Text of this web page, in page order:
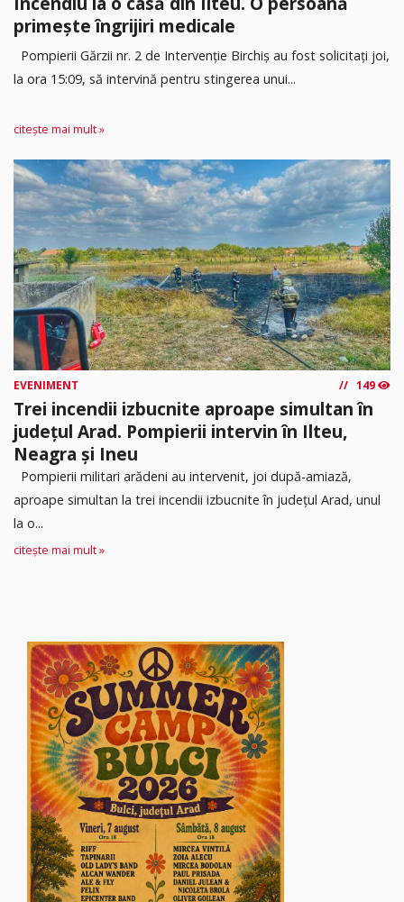
primește îngrijiri medicale
Pompierii Gărzii nr. 2 de Intervenție Birchiș au fost solicitați joi,
la ora 15:09, să intervină pentru stingerea unui...
citește mai mult »
EVENIMENT 149
Trei incendii izbucnite aproape simultan în
județul Arad. Pompierii intervin în Ilteu,
Neagra și Ineu
Pompierii militari arădeni au intervenit, joi după-amiază,
aproape simultan la trei incendii izbucnite în județul Arad, unul
la o...
citește mai mult »